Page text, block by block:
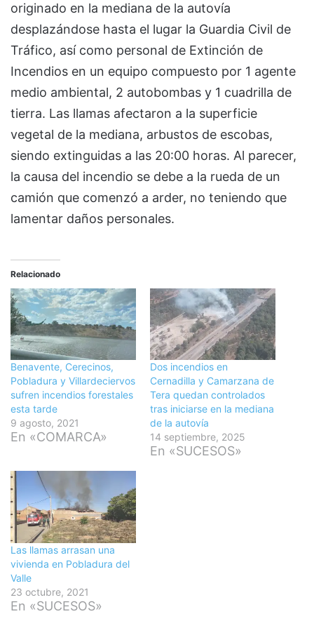
originado en la mediana de la autovía
desplazándose hasta el lugar la Guardia Civil de
Tráfico, así como personal de Extinción de
Incendios en un equipo compuesto por 1 agente
medio ambiental, 2 autobombas y 1 cuadrilla de
tierra. Las llamas afectaron a la superficie
vegetal de la mediana, arbustos de escobas,
siendo extinguidas a las 20:00 horas. Al parecer,
la causa del incendio se debe a la rueda de un
camión que comenzó a arder, no teniendo que
lamentar daños personales.
Relacionado
Benavente, Cerecinos,
Pobladura y Villardeciervos
sufren incendios forestales
esta tarde
9 agosto, 2021
En «COMARCA»
Dos incendios en
Cernadilla y Camarzana de
Tera quedan controlados
tras iniciarse en la mediana
de la autovía
14 septiembre, 2025
En «SUCESOS»
Las llamas arrasan una
vivienda en Pobladura del
Valle
23 octubre, 2021
En «SUCESOS»